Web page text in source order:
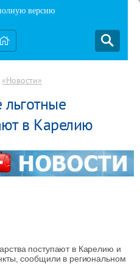
версию
«Новости»
в Карелию
поступают в Карелию и
сообщили в региональном